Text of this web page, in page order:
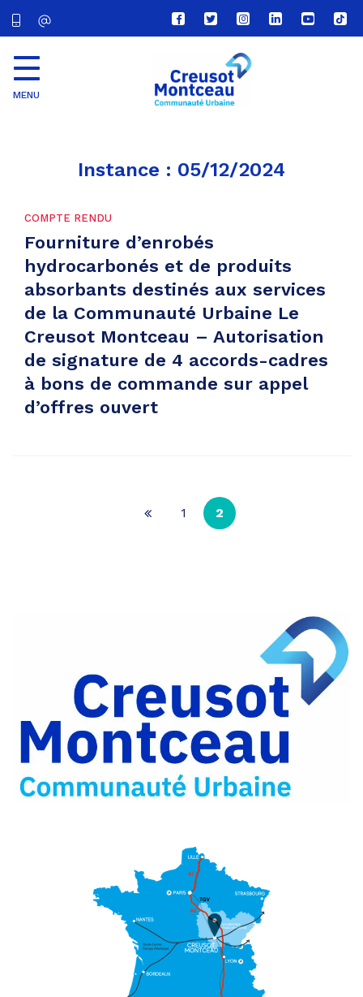
Lien
vers
compte
Facebook
Lien
vers
compte
Twitter
Lien
vers
le
compte
Lien
vers
Lien
vers
Lien
vers
MENU
Instance : 05/12/2024
COMPTE RENDU
Fourniture d’enrobés
hydrocarbonés et de produits
absorbants destinés aux services
de la Communauté Urbaine Le
Creusot Montceau – Autorisation
de signature de 4 accords-cadres
à bons de commande sur appel
d’offres ouvert
Page
1 2